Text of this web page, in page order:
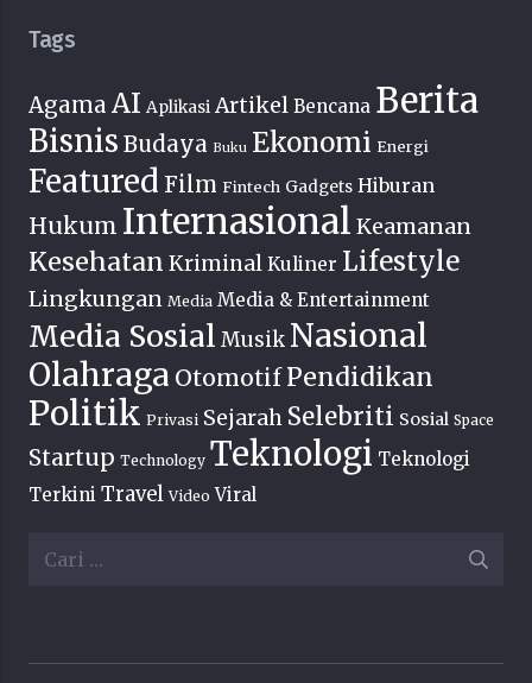
Tags
Agama AI Aplikasi Artikel Bencana Berita
Bisnis Budaya Buku Ekonomi Energi
Featured Film Fintech Gadgets Hiburan
Hukum Internasional Keamanan
Kesehatan Kriminal Kuliner Lifestyle
Lingkungan Media Media & Entertainment
Media Sosial Musik Nasional
Olahraga Otomotif Pendidikan
Politik Privasi Sejarah Selebriti Sosial Space
Startup Technology Teknologi Teknologi
Terkini Travel Video Viral
Cari